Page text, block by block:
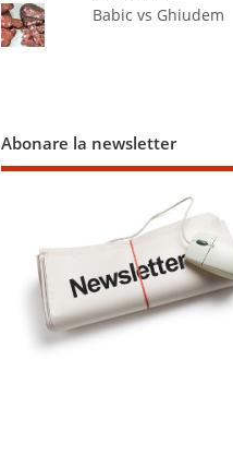
Babic vs Ghiudem
Abonare la newsletter